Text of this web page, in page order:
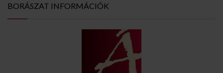
BORÁSZAT INFORMÁCIÓK